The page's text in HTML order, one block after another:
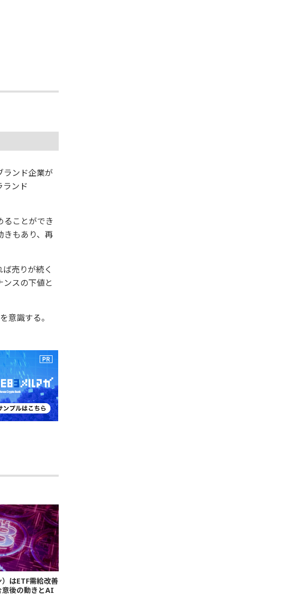
ランド企業が
ンド
ることができ
きもあり、再
売りが続く
スの下値と
意識する。
はETF需給改善
意後の動きとAI